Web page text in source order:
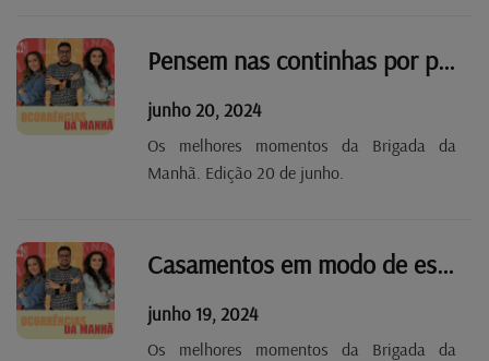
Pensem nas continhas por pagar!
junho 20, 2024
Os melhores momentos da Brigada da
Manhã. Edição 20 de junho.
Casamentos em modo de espera.
junho 19, 2024
Os melhores momentos da Brigada da